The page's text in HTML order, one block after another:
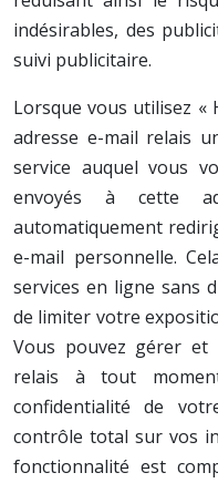
indésirables, des
suivi publicitaire.
Lorsque vous utilisez «
adresse e-mail relais
service auquel vous
envoyés à cette
automatiquement
e-mail personnelle.
services en ligne sans
de limiter votre
Vous pouvez gérer et
relais à tout
confidentialité de
contrôle total sur vos
fonctionnalité est